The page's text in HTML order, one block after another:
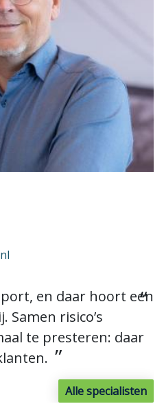
en daar hoort een
Samen risico’s
te presteren: daar
Alle specialisten